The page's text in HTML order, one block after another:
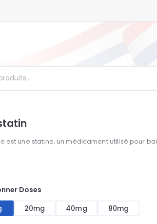
est une statine, un médicament utilisé pour
Doses
20mg 40mg 80mg